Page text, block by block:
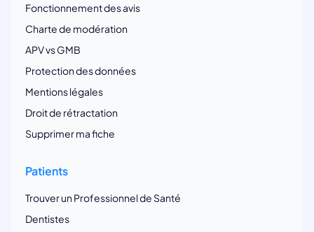
Fonctionnement des avis
Charte de modération
APV vs GMB
Protection des données
Mentions légales
Droit de rétractation
Supprimer ma fiche
Patients
Trouver un Professionnel de Santé
Dentistes